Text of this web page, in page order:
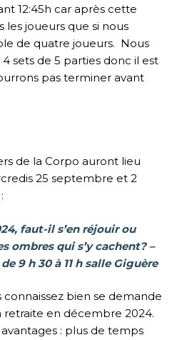
12:45h car après cette
les joueurs que si nous
de quatre joueurs. Nous
sets de 5 parties donc il est
pas terminer avant
de la Corpo auront lieu
25 septembre et 2
faut-il s’en réjouir ou
ombres qui s’y cachent? –
9 h 30 à 11 h salle Giguère
bien se demande
retraite en décembre 2024.
: plus de temps